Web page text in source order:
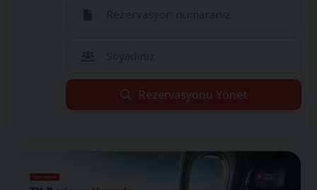
Rezervasyonu Yönet
operatörünüz bu uçuşu farklı bir satış kanalı
üzerinden gerçekleştirmiş olabilir. Lütfen tur
operatörünüzle iletişime geçin
bu uçuşu farklı bir satış kanalı üzerinden gerçekleştirmiş
olabilir. Lütfen tur operatörünüzle iletişime geçin